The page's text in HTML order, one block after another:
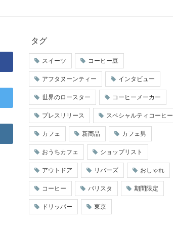
タグ
スイーツ コーヒー豆
アフタヌーンティー インタビュー
世界のロースター コーヒーメーカー
プレスリリース スペシャルティコーヒー
カフェ 新商品 カフェ男
おうちカフェ ショップリスト
アウトドア リバーズ おしゃれ
コーヒー バリスタ 期間限定
ドリッパー 東京